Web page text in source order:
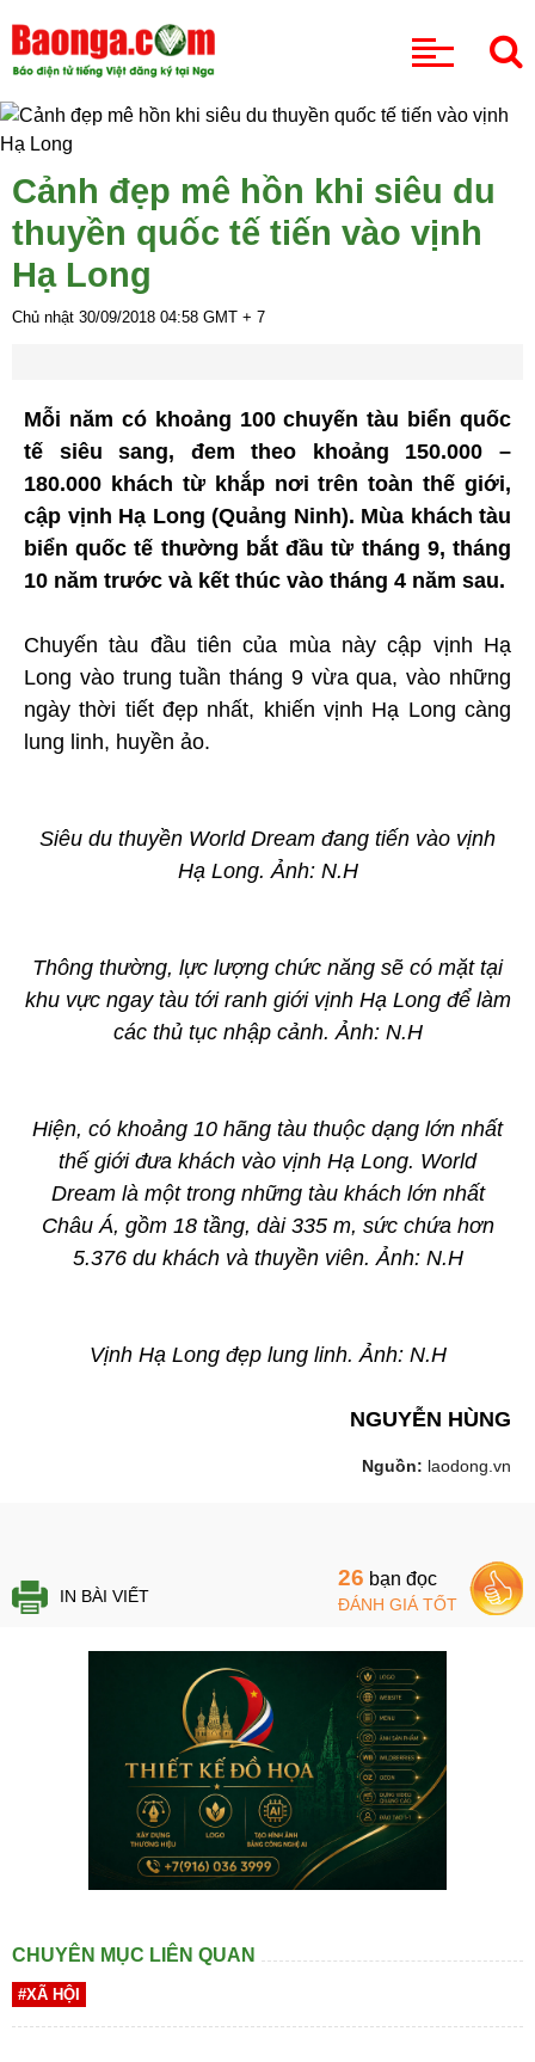
Cảnh đẹp mê hồn khi siêu du
thuyền quốc tế tiến vào vịnh
Hạ Long
Chủ nhật 30/09/2018 04:58 GMT + 7
Mỗi năm có khoảng 100 chuyến tàu biển quốc
tế siêu sang, đem theo khoảng 150.000 –
180.000 khách từ khắp nơi trên toàn thế giới,
cập vịnh Hạ Long (Quảng Ninh). Mùa khách tàu
biển quốc tế thường bắt đầu từ tháng 9, tháng
10 năm trước và kết thúc vào tháng 4 năm sau.
Chuyến tàu đầu tiên của mùa này cập vịnh Hạ
Long vào trung tuần tháng 9 vừa qua, vào những
ngày thời tiết đẹp nhất, khiến vịnh Hạ Long càng
lung linh, huyền ảo.
Siêu du thuyền World Dream đang tiến vào vịnh
Hạ Long. Ảnh: N.H
Thông thường, lực lượng chức năng sẽ có mặt tại
khu vực ngay tàu tới ranh giới vịnh Hạ Long để làm
các thủ tục nhập cảnh. Ảnh: N.H
Hiện, có khoảng 10 hãng tàu thuộc dạng lớn nhất
thế giới đưa khách vào vịnh Hạ Long. World
Dream là một trong những tàu khách lớn nhất
Châu Á, gồm 18 tầng, dài 335 m, sức chứa hơn
5.376 du khách và thuyền viên. Ảnh: N.H
Vịnh Hạ Long đẹp lung linh. Ảnh: N.H
NGUYỄN HÙNG
Nguồn: laodong.vn
IN BÀI VIẾT
26 bạn đọc
ĐÁNH GIÁ TỐT
CHUYÊN MỤC LIÊN QUAN
#XÃ HỘI